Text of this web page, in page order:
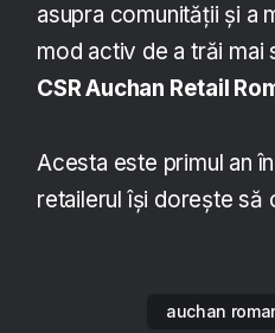
asupra comunității și a
mod activ de a trăi mai
CSR Auchan Retail
Acesta este primul an
retailerul își dorește să
auchan